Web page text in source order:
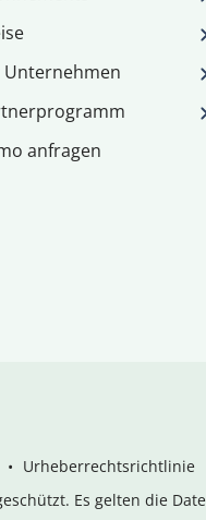
Unternehmen
anfragen
Urheberrechtsrichtlinie
Es gelten die